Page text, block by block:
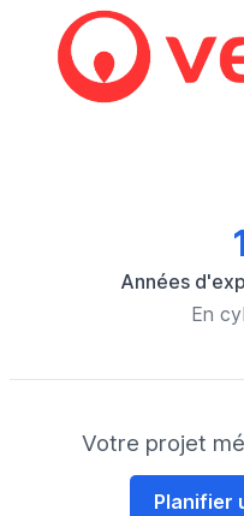
Années
En
Votre projet
Planifier